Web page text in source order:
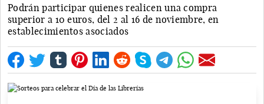
Podrán participar quienes realicen una compra
superior a 10 euros, del 2 al 16 de noviembre, en
establecimientos asociados